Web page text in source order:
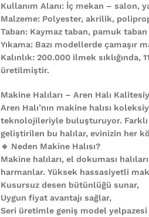
Kullanım Alanı: İç mekan – salon,
Malzeme: Polyester, akrilik,
Taban: Kaymaz taban, pamuk
Yıkama: Bazı modellerde çamaşır
Kalınlık: 200.000 ilmek
üretilmiştir.
Makine Halıları – Aren Halı
Aren Halı’nın makine halısı
teknolojileriyle buluşturuyor. Farklı
geliştirilen bu halılar, evinizin her
🔹 Neden Makine Halısı?
Makine halıları, el dokuması
harmanlar. Yüksek hassasiyetli
Kusursuz desen bütünlüğü sunar,
Uygun fiyat avantajı sağlar,
Seri üretimle geniş model yelpazesi